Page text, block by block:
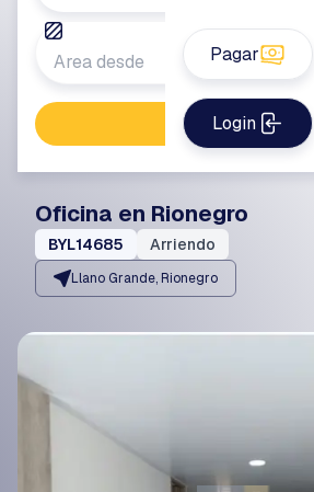
Pagar
Login
Buscar propiedad
Oficina en Rionegro
BYL14685 Arriendo
Llano Grande, Rionegro